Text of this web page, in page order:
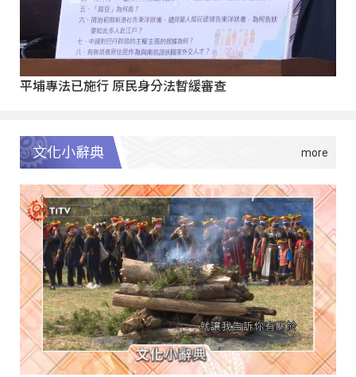
平埔專法已施行 原民身分法暫緩審查
文化小辭典